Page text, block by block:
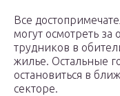
Все
могут осмотреть
трудников в
жилье. Остальные
остановиться в
секторе.